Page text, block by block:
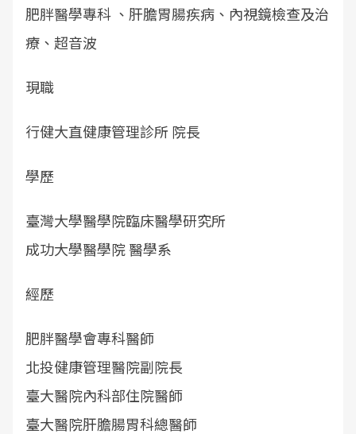
肥胖醫學專科 、肝膽胃腸疾病、內視鏡檢查及治
療、超音波
現職
行健大直健康管理診所 院長
學歷
臺灣大學醫學院臨床醫學研究所
成功大學醫學院 醫學系
經歷
肥胖醫學會專科醫師
北投健康管理醫院副院長
臺大醫院內科部住院醫師
臺大醫院肝膽腸胃科總醫師